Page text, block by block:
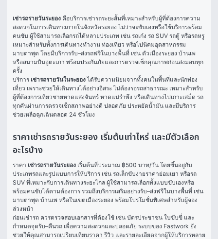
เช่ารถรายวันระยอง คือบริการเช่ารถระยะสั้นที่เหมาะสำหรับผู้ที่ต้องการความ
สะดวกในการเดินทางภายในจังหวัดระยอง ไม่ว่าจะขับเองหรือใช้บริการพร้อม
คนขับ ผู้ใช้สามารถเลือกรถได้หลายประเภท เช่น รถเก๋ง รถ SUV รถตู้ หรือรถหรู
เหมาะสำหรับทั้งการเดินทางทำงาน ท่องเที่ยว หรือไปนิคมอุตสาหกรรม
มาบตาพุด โดยมีบริการรับ–ส่งรถฟรีในบางพื้นที่ เช่น ตัวเมืองระยอง บ้านเพ
หรือสนามบินอู่ตะเภา พร้อมประกันภัยและการตรวจเช็กคุณภาพก่อนส่งมอบทุก
ครั้ง
บริการ เช่ารถรายวันในระยอง ได้รับความนิยมจากทั้งคนในพื้นที่และนักท่อง
เที่ยว เพราะช่วยให้เดินทางได้อย่างอิสระ ไม่ต้องรอรถสาธารณะ เหมาะสำหรับ
ผู้ที่ต้องการเที่ยวชายหาดแสงจันทร์ หาดแม่รำพึง หรือเดินทางไปเกาะเสม็ด รถ
ทุกคันผ่านการตรวจเช็กสภาพอย่างดี ปลอดภัย ประหยัดน้ำมัน และมีบริการ
ช่วยเหลือฉุกเฉินตลอด 24 ชั่วโมง
ราคาเช่ารถรายวันระยอง เริ่มต้นเท่าไหร่ และมีตัวเลือก
อะไรบ้าง
ราคา เช่ารถรายวันระยอง เริ่มต้นที่ประมาณ ฿500 บาท/วัน โดยขึ้นอยู่กับ
ประเภทรถและรูปแบบการให้บริการ เช่น รถเล็กขับง่ายราคาย่อมเยา หรือรถ
SUV ที่เหมาะกับการเดินทางระยะไกล ผู้ใช้สามารถเลือกทั้งแบบขับเองหรือ
พร้อมคนขับได้ตามต้องการ รวมถึงบริการเสริมอย่างรับ–ส่งฟรีในบางพื้นที่ เช่น
มาบตาพุด บ้านเพ หรือในเขตเมืองระยอง พร้อมโปรโมชั่นพิเศษสำหรับผู้จอง
ล่วงหน้า
ก่อนเช่ารถ ควรตรวจสอบเอกสารที่ต้องใช้ เช่น บัตรประชาชน ใบขับขี่ และ
กำหนดจุดรับ–คืนรถ เพื่อความสะดวกและปลอดภัย ระบบของ Fastwork ยัง
ช่วยให้คุณสามารถเปรียบเทียบราคา รีวิว และรายละเอียดจากผู้ให้บริการหลาย